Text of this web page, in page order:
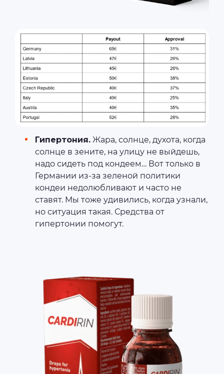
Гипертония. Жара, солнце, духота, когда
солнце в зените, на улицу не выйдешь,
надо сидеть под кондеем… Вот только в
Германии из-за зеленой политики
кондеи недолюбливают и часто не
ставят. Мы тоже удивились, когда узнали,
но ситуация такая. Средства от
гипертонии помогут.